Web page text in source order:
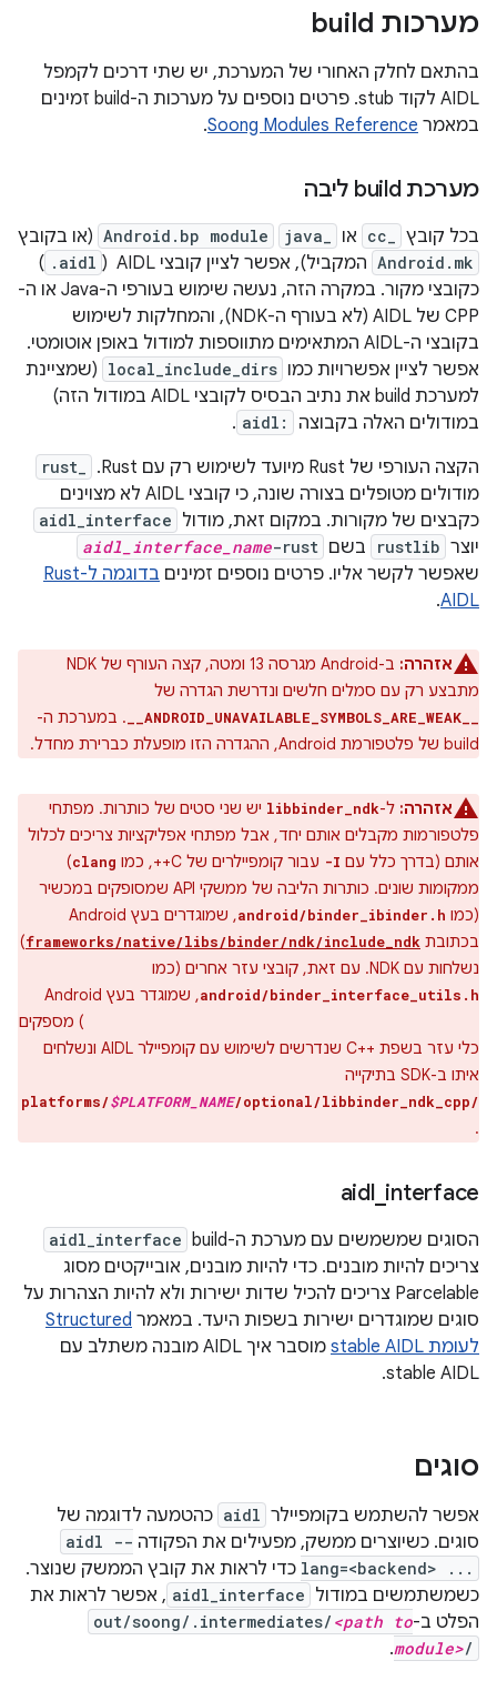
מערכות build
בהתאם לחלק האחורי של המערכת, יש שתי דרכים לקמפל
AIDL לקוד stub. פרטים נוספים על מערכות ה-build זמינים
במאמר Soong Modules Reference
.
מערכת build ליבה
בכל קובץ cc_ או java_
Android.bp module (או בקובץ
Android.mk המקביל), אפשר לציין קובצי AIDL ‏ ( .aidl
)
כקובצי מקור. במקרה הזה, נעשה שימוש בעורפי ה-Java או ה-
CPP של AIDL (לא בעורף ה-NDK), והמחלקות לשימוש
בקובצי ה-AIDL המתאימים מתווספות למודול באופן אוטומטי.
אפשר לציין אפשרויות כמו local_include_dirs (שמציינת
למערכת build את נתיב הבסיס לקובצי AIDL במודול הזה)
במודולים האלה בקבוצה
aidl:
.
הקצה העורפי של Rust מיועד לשימוש רק עם Rust.
rust_
מודולים מטופלים בצורה שונה, כי קובצי AIDL לא מצוינים
כקבצים של מקורות. במקום זאת, מודול aidl_interface
יוצר rustlib בשם aidl_interface_name-rust
שאפשר לקשר אליו. פרטים נוספים זמינים
בדוגמה ל-Rust
AIDL
.
אזהרה:
ב-Android מגרסה 13 ומטה, קצה העורף של NDK
מתבצע רק עם סמלים חלשים ונדרשת הגדרה של
__ANDROID_UNAVAILABLE_SYMBOLS_ARE_WEAK__ . במערכת ה-
build של פלטפורמת Android, ההגדרה הזו מופעלת כברירת מחדל.
אזהרה: ל-libbinder_ndk יש שני סטים של כותרות. מפתחי
פלטפורמות מקבלים אותם יחד, אבל מפתחי אפליקציות צריכים לכלול
אותם (בדרך כלל עם -I עבור קומפיילרים של C++, כמו clang
)
ממקומות שונים. כותרות הליבה של ממשקי API שמסופקים במכשיר
(כמו android/binder_ibinder.h
, שמוגדרים בעץ Android
בכתובת frameworks/native/libs/binder/ndk/include_ndk
)
נשלחות עם NDK. עם זאת, קובצי עזר אחרים (כמו
android/binder_interface_utils.h, שמוגדר בעץ Android‏
) מספקים
כלי עזר בשפת C++‎ שנדרשים לשימוש עם קומפיילר AIDL ונשלחים
איתו ב-SDK בתיקייה
platforms/$PLATFORM_NAME/optional/libbinder_ndk_cpp/
.
aidl_ interface
הסוגים שמשמשים עם מערכת ה-build‏ aidl_interface
צריכים להיות מובנים. כדי להיות מובנים, אובייקטים מסוג
Parcelable צריכים להכיל שדות ישירות ולא להיות הצהרות על
סוגים שמוגדרים ישירות בשפות היעד. במאמר Structured
לעומת stable AIDL
מוסבר איך AIDL מובנה משתלב עם
stable AIDL.
סוגים
אפשר להשתמש בקומפיילר aidl כהטמעה לדוגמה של
סוגים. כשיוצרים ממשק, מפעילים את הפקודה aidl --
lang=<backend> ... כדי לראות את קובץ הממשק שנוצר.
כשמשתמשים במודול aidl_interface , אפשר לראות את
הפלט ב-
out/soong/.intermediates/ <path to
module>/
.